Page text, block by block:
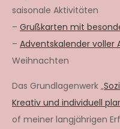
saisonale Aktivitäten
– Grußkarten mit
– Adventskalender voller
Weihnachten
Das Grundlagenwerk „
Kreativ und individuell
of meiner langjährigen